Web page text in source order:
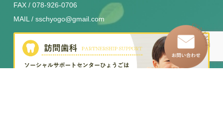
FAX / 078-926-0706
MAIL / sschyogo@gmail.com